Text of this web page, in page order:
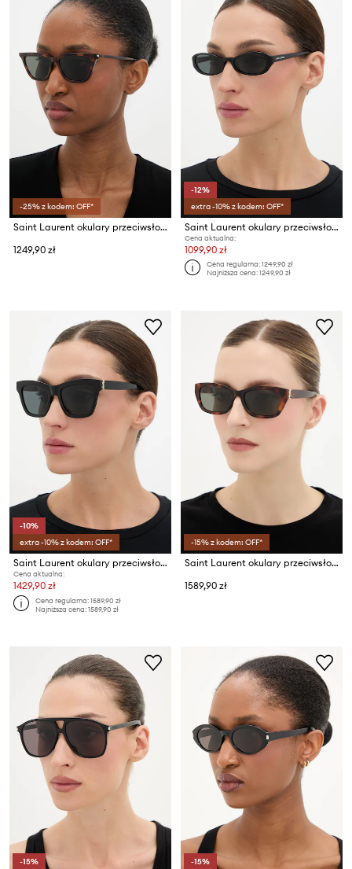
-25% z kodem: OFF*
Saint Laurent okulary przeciwsłoneczne wayfarer damskie
1249,90 zł
-12%
extra -10% z kodem: OFF*
Saint Laurent okulary przeciwsłoneczne damskie
Cena aktualna:
1099,90 zł
Cena regularna:1249,90 zł
Najniższa cena:1249,90 zł
-10%
extra -10% z kodem: OFF*
Saint Laurent okulary przeciwsłoneczne damskie
Cena aktualna:
1429,90 zł
Cena regularna:1589,90 zł
Najniższa cena:1589,90 zł
-15% z kodem: OFF*
Saint Laurent okulary przeciwsłoneczne
1589,90 zł
-15%
-15%